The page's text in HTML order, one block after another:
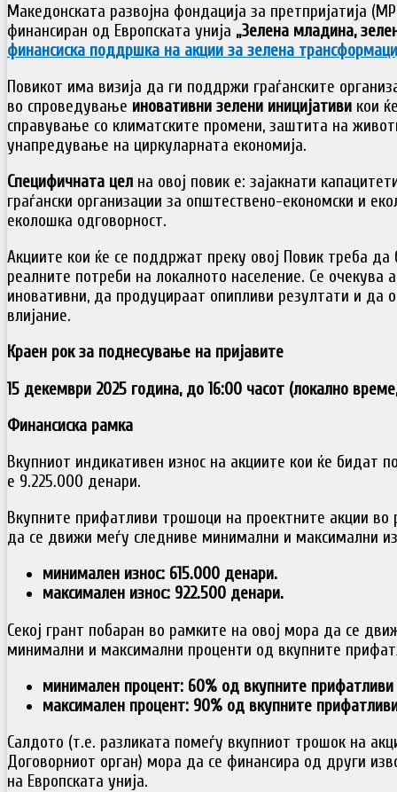
Македонската развојна фондација за претпријатија
финансиран од Европската унија „Зелена младина,
финансиска поддршка на акции за зелена
Повикот има визија да ги поддржи граѓанските
во спроведување иновативни зелени иницијативи кои
справување со климатските промени, заштита на
унапредување на циркуларната економија.
Специфичната цел на овој повик е: зајакнати
граѓански организации за општествено-економски и
еколошка одговорност.
Акциите кои ќе се поддржат преку овој Повик треба да
реалните потреби на локалното население. Се очекува
иновативни, да продуцираат опипливи резултати и да
влијание.
Краен рок за поднесување на пријавите
15 декември 2025 година, до 16:00 часот (локално
Финансиска рамка
Вкупниот индикативен износ на акциите кои ќе бидат
е 9.225.000 денари.
Вкупните прифатливи трошоци на проектните акции во
да се движи меѓу следниве минимални и максимални
минимален износ: 615.000 денари.
максимален износ: 922.500 денари.
Секој грант побаран во рамките на овој мора да се
минимални и максимални проценти од вкупните
минимален процент: 60% од вкупните
максимален процент: 90% од вкупните
Салдото (т.е. разликата помеѓу вкупниот трошок на
Договорниот орган) мора да се финансира од други
на Европската унија.